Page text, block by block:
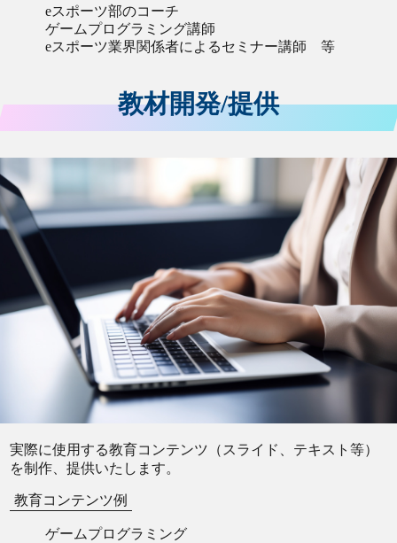
eスポーツ部のコーチ
ゲームプログラミング講師
eスポーツ業界関係者によるセミナー講師 等
教材開発/提供
実際に使用する教育コンテンツ（スライド、テキスト等）
を制作、提供いたします。
教育コンテンツ例
ゲームプログラミング